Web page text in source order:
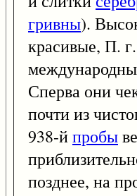
гривны).
красивые, П.
Сперва они
почти из
938-йпробы
позднее, на